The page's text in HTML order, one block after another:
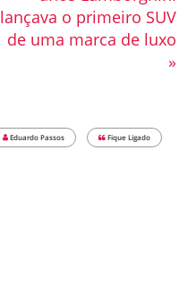
lançava o primeiro SUV
de uma marca de luxo
»
Eduardo Passos Fique Ligado